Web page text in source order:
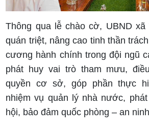
Thông qua lễ chào cờ, UBND xã
quán triệt, nâng cao tinh thần
cương hành chính trong đội ngũ
phát huy vai trò tham mưu,
quyền cơ sở, góp phần thực
nhiệm vụ quản lý nhà nước,
hội, bảo đảm quốc phòng – an